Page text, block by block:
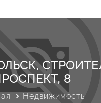
8
Недвижимость